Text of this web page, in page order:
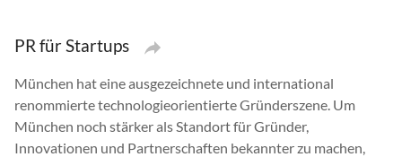
PR für Startups
München hat eine ausgezeichnete und international
renommierte technologieorientierte Gründerszene. Um
München noch stärker als Standort für Gründer,
Innovationen und Partnerschaften bekannter zu machen,